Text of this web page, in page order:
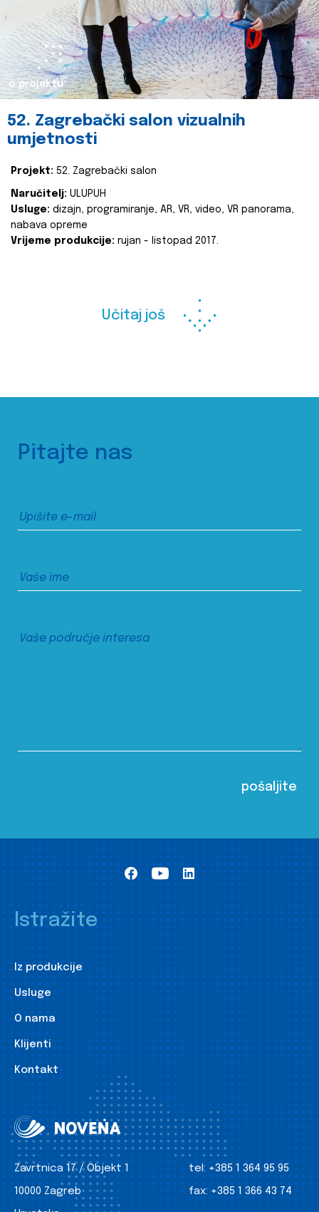
o projektu
52. Zagrebački salon vizualnih
umjetnosti
Projekt: 52. Zagrebački salon
Naručitelj: ULUPUH
Usluge: dizajn, programiranje, AR, VR, video, VR panorama,
nabava opreme
Vrijeme produkcije: rujan - listopad 2017.
Učitaj još
Pitajte nas
Istražite
Iz produkcije
Usluge
O nama
Klijenti
Kontakt
Zavrtnica 17 / Objekt 1
10000 Zagreb
tel: +385 1 364 95 95
fax: +385 1 366 43 74